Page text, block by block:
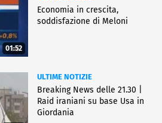
01:52
Economia in crescita,
soddisfazione di Meloni
ULTIME NOTIZIE
Breaking News delle 21.30 |
Raid iraniani su base Usa in
Giordania